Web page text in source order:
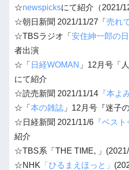
☆newspicksにて紹介（2021/
☆朝日新聞 2021/11/27「 売れ
☆TBSラジオ「 安住紳一郎の
者出演
☆「 日経WOMAN 」12月号「
にて紹介
☆読売新聞 2021/11/14『本よ
☆「 本の雑誌」12月号『迷子
☆日経新聞 2021/11/6『ベスト
紹介
☆TBS系「THE TIME, 」
☆NHK 「ひるまえほっと」